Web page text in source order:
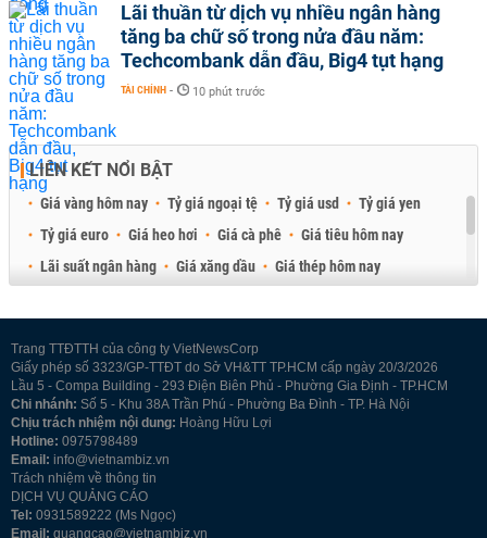
Lãi thuần từ dịch vụ nhiều ngân hàng
tăng ba chữ số trong nửa đầu năm:
Techcombank dẫn đầu, Big4 tụt hạng
TÀI CHÍNH - 10 phút trước
LIÊN KẾT NỔI BẬT
Giá vàng hôm nay Tỷ giá ngoại tệ Tỷ giá usd
Tỷ giá yen
Tỷ giá euro
Giá heo hơi Giá cà phê
Giá tiêu hôm nay
Lãi suất ngân hàng
Giá xăng dầu
Giá thép hôm nay
Trang TTĐTTH của công ty VietNewsCorp
Giấy phép số 3323/GP-TTĐT do Sở VH&TT TP.HCM cấp ngày 20/3/2026
Lầu 5 - Compa Building - 293 Điện Biên Phủ - Phường Gia Định - TP.HCM
Chi nhánh: Số 5 - Khu 38A Trần Phú - Phường Ba Đình - TP. Hà Nội
Chịu trách nhiệm nội dung: Hoàng Hữu Lợi
Hotline: 0975798489
Email: info@vietnambiz.vn
Trách nhiệm về thông tin
DỊCH VỤ QUẢNG CÁO
Tel: 0931589222 (Ms Ngọc)
Email: quangcao@vietnambiz.vn